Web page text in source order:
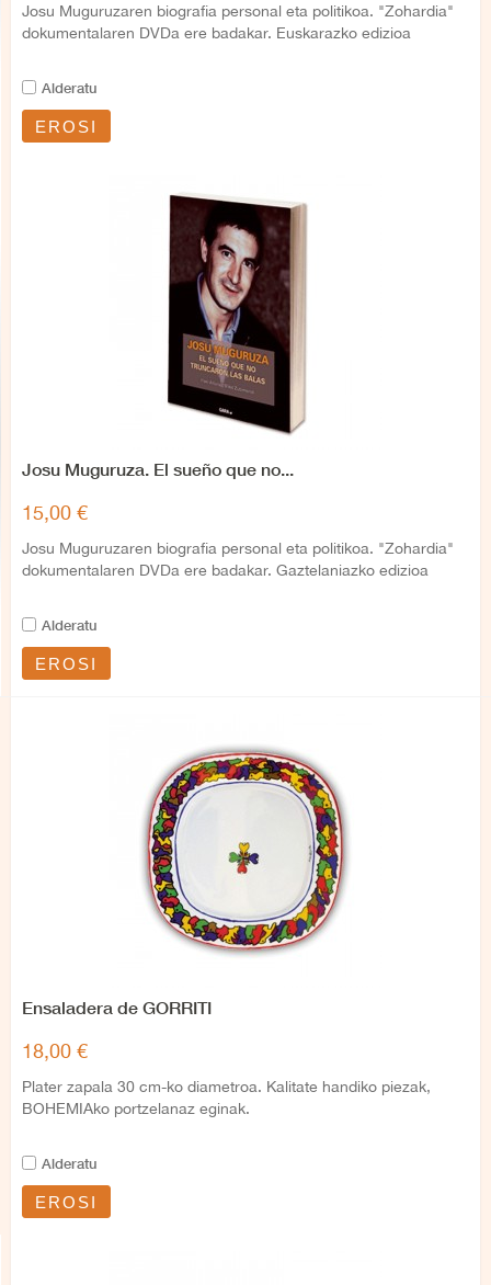
Josu Muguruzaren biografia personal eta politikoa. "Zohardia"
dokumentalaren DVDa ere badakar. Euskarazko edizioa
Alderatu
EROSI
Josu Muguruza. El sueño que no...
15,00 €
Josu Muguruzaren biografia personal eta politikoa. "Zohardia"
dokumentalaren DVDa ere badakar. Gaztelaniazko edizioa
Alderatu
EROSI
Ensaladera de GORRITI
18,00 €
Plater zapala 30 cm-ko diametroa. Kalitate handiko piezak,
BOHEMIAko portzelanaz eginak.
Alderatu
EROSI